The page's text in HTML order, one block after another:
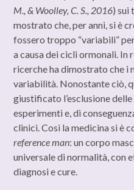
M., & Woolley, C. S., 2016) sui
mostrato che, per anni, si è
fossero troppo “variabili”
a causa dei cicli ormonali. In
ricerche ha dimostrato che i
variabilità. Nonostante ciò,
giustificato l’esclusione
esperimenti e, di
clinici. Così la medicina si è
reference man: un corpo
universale di normalità, con
diagnosi e cure.